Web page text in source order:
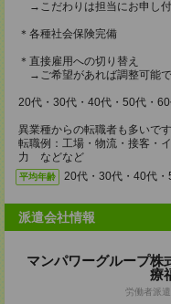
→こだわりは担当にお申し付
＊各種社会保険完備
＊直接雇用への切り替え
→ご希望があれば調整可能
20代・30代・40代・50代・
異業種からの転職者も多いです
転職例：工場・物流・接客・
力 などなど
平均年齢 20代・30代・40代
派遣会社情報
マンパワーグループ
療
労働者派